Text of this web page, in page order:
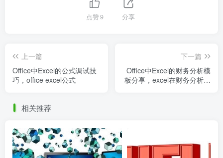
点赞9 分享
上一篇
Office中Excel的公式调试技
巧，office excel公式
下一篇
Office中Excel的财务分析模
板分享，excel在财务分析中
相关推荐